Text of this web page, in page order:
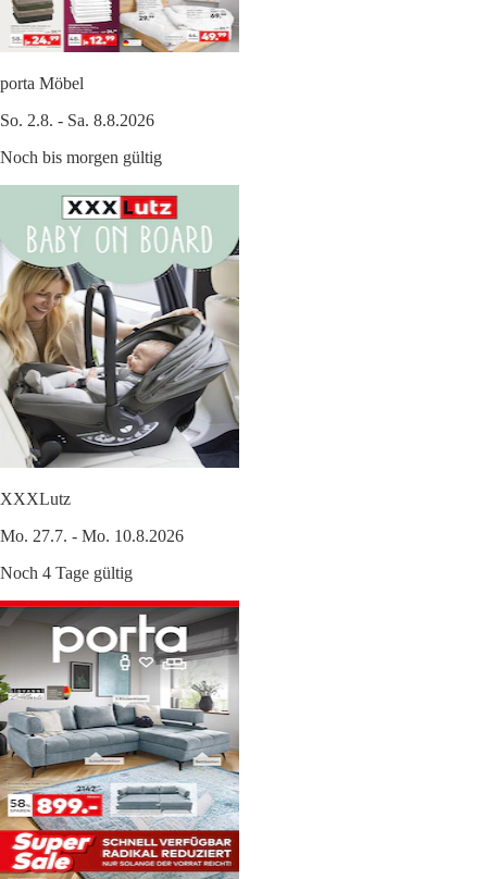
porta Möbel
So. 2.8. - Sa. 8.8.2026
Noch bis morgen gültig
XXXLutz
Mo. 27.7. - Mo. 10.8.2026
Noch 4 Tage gültig